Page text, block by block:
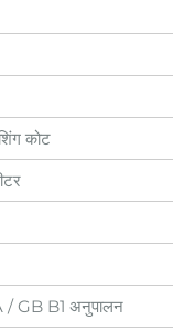
कोट
/ GB B1 अनुपालन